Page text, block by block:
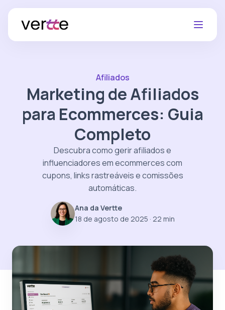
Afiliados
Marketing de Afiliados
para Ecommerces: Guia
Completo
Descubra como gerir afiliados e
influenciadores em ecommerces com
cupons, links rastreáveis e comissões
automáticas.
Ana da Vertte
18 de agosto de 2025 · 22 min